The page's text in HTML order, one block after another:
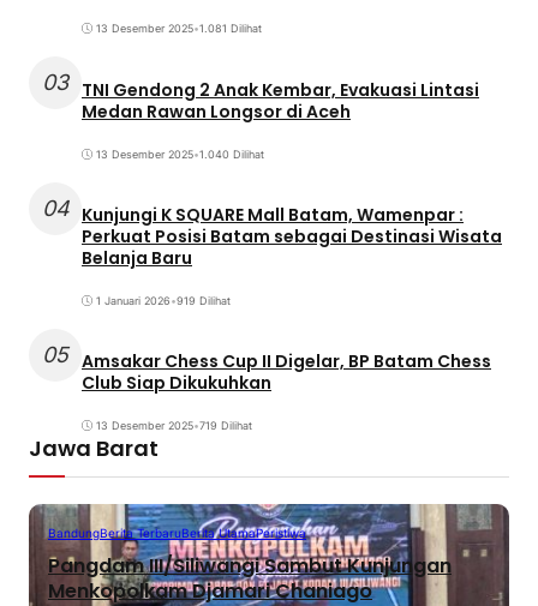
13 Desember 2025•1.081 Dilihat
03 TNI Gendong 2 Anak Kembar, Evakuasi Lintasi
Medan Rawan Longsor di Aceh
13 Desember 2025•1.040 Dilihat
04 Kunjungi K SQUARE Mall Batam, Wamenpar :
Perkuat Posisi Batam sebagai Destinasi Wisata
Belanja Baru
1 Januari 2026•919 Dilihat
05 Amsakar Chess Cup II Digelar, BP Batam Chess
Club Siap Dikukuhkan
13 Desember 2025•719 Dilihat
Jawa Barat
BandungBerita TerbaruBerita UtamaPeristiwa
Pangdam III/Siliwangi Sambut Kunjungan
Menkopolkam Djamari Chaniago